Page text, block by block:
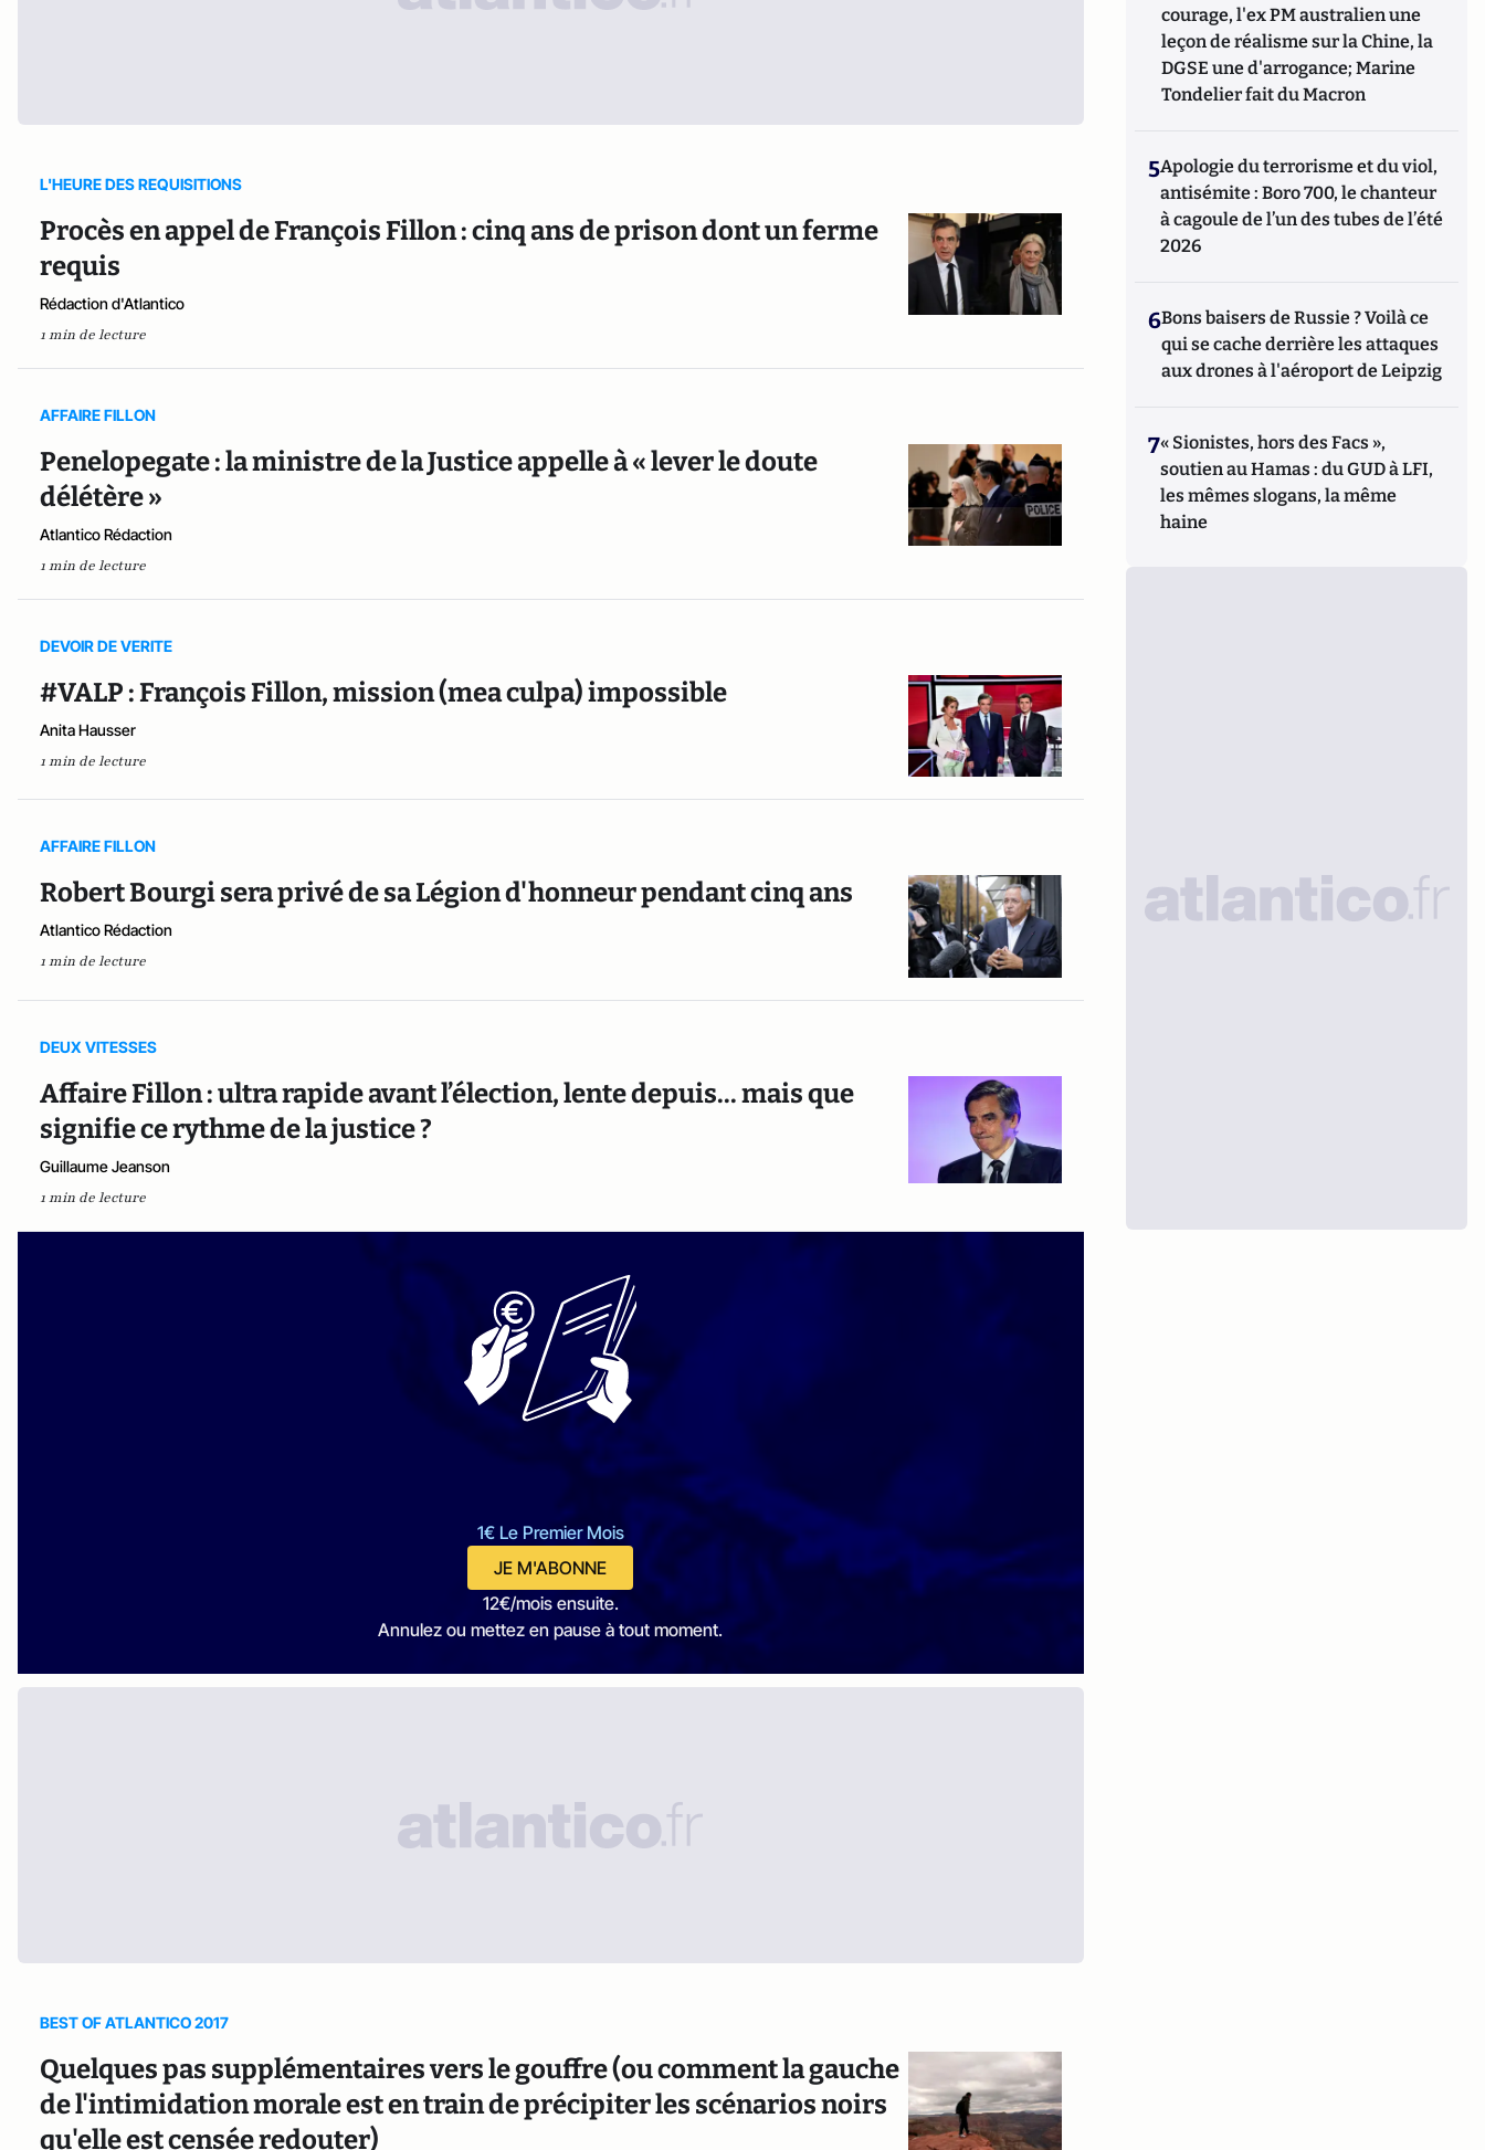
L'HEURE DES REQUISITIONS
Procès en appel de François Fillon : cinq ans de prison dont un ferme
requis
Rédaction d'Atlantico
1 min de lecture
AFFAIRE FILLON
Penelopegate : la ministre de la Justice appelle à « lever le doute
délétère »
Atlantico Rédaction
1 min de lecture
DEVOIR DE VERITE
#VALP : François Fillon, mission (mea culpa) impossible
Anita Hausser
1 min de lecture
AFFAIRE FILLON
Robert Bourgi sera privé de sa Légion d'honneur pendant cinq ans
Atlantico Rédaction
1 min de lecture
DEUX VITESSES
Affaire Fillon : ultra rapide avant l’élection, lente depuis... mais que
signifie ce rythme de la justice ?
Guillaume Jeanson
1 min de lecture
1€ Le Premier Mois
JE M'ABONNE
12€/mois ensuite.
Annulez ou mettez en pause à tout moment.
BEST OF ATLANTICO 2017
Quelques pas supplémentaires vers le gouffre (ou comment la gauche
de l'intimidation morale est en train de précipiter les scénarios noirs
qu'elle est censée redouter)
courage, l'ex PM australien une
leçon de réalisme sur la Chine, la
DGSE une d'arrogance; Marine
Tondelier fait du Macron
5Apologie du terrorisme et du viol,
antisémite : Boro 700, le chanteur
à cagoule de l’un des tubes de l’été
2026
6Bons baisers de Russie ? Voilà ce
qui se cache derrière les attaques
aux drones à l'aéroport de Leipzig
7« Sionistes, hors des Facs »,
soutien au Hamas : du GUD à LFI,
les mêmes slogans, la même
haine